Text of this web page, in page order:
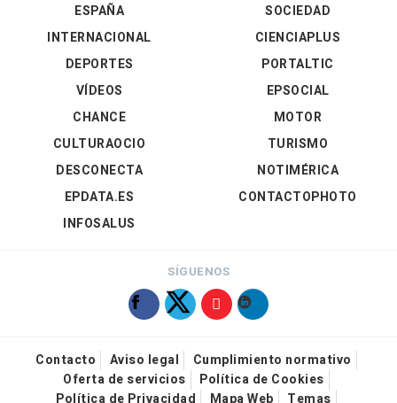
ESPAÑA
INTERNACIONAL
DEPORTES
VÍDEOS
SOCIEDAD
CIENCIAPLUS
PORTALTIC
EPSOCIAL
CHANCE
CULTURAOCIO
DESCONECTA
EPDATA.ES
INFOSALUS
MOTOR
TURISMO
NOTIMÉRICA
CONTACTOPHOTO
SÍGUENOS
Contacto Aviso legal
Cumplimiento normativo
Oferta de servicios
Política de Cookies
Política de Privacidad
Mapa Web Temas